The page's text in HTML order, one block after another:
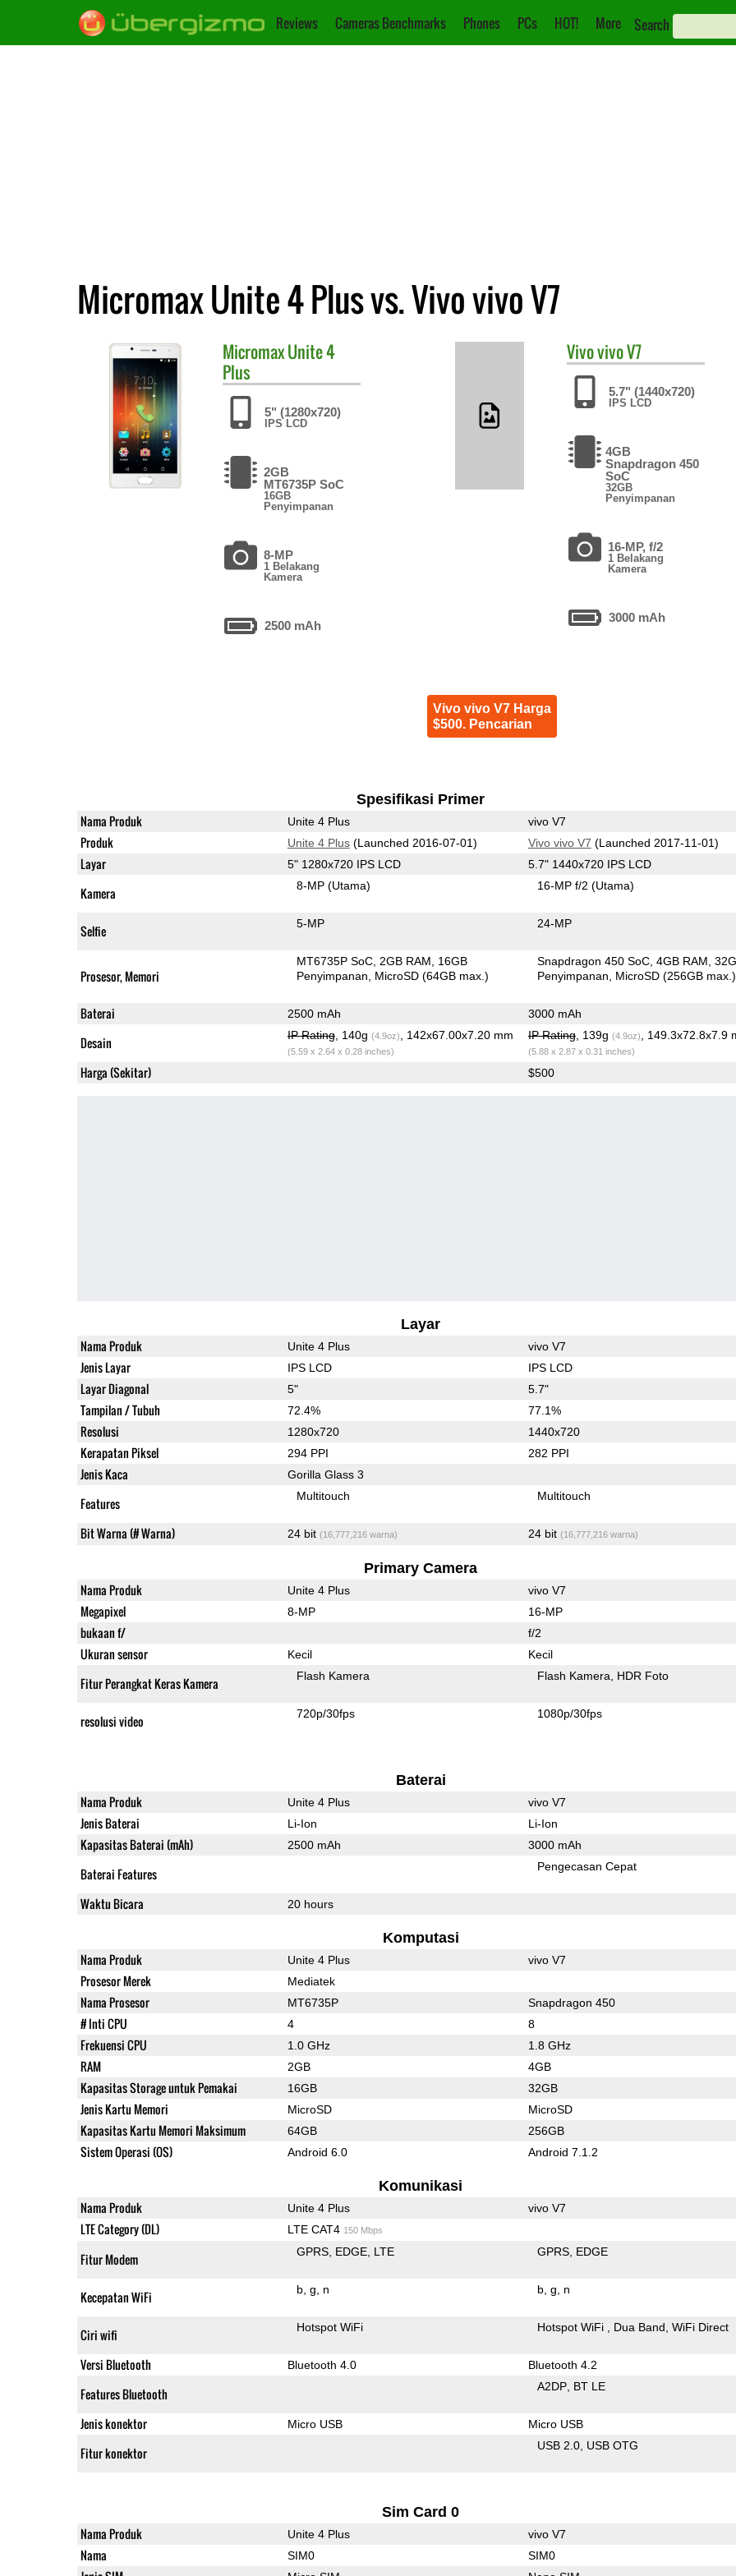
Reviews Cameras Benchmarks Phones PCs HOT! More Search
Micromax Unite 4 Plus vs. Vivo vivo V7
MicromaxUnite 4
Plus
5" (1280x720)
IPS LCD
2GB
MT6735P SoC
16GB
Penyimpanan
8-MP
1 Belakang
Kamera
2500 mAh
Vivovivo V7
5.7" (1440x720)
IPS LCD
4GB
Snapdragon 450
SoC
32GB
Penyimpanan
16-MP, f/2
1 Belakang
Kamera
3000 mAh
Vivo vivo V7 Harga
$500. Pencarian
Spesifikasi Primer
Nama Produk Unite 4 Plus vivo V7
Produk Unite 4 Plus(Launched 2016-07-01) Vivo vivo V7 (Launched 2017-11-01)
Layar 5" 1280x720 IPS LCD 5.7" 1440x720 IPS LCD
Kamera 8-MP(Utama) 16-MP f/2(Utama)
Selfie 5-MP 24-MP
Prosesor, Memori
MT6735P SoC 2GB RAM
16GB
Penyimpanan
MicroSD (64GB max.)
Snapdragon 450 SoC 4GB RAM
Penyimpanan
MicroSD (256GB max.)
Baterai 2500 mAh 3000 mAh
Desain IP Rating, 140g (4.9oz) , 142x67.00x7.20 mm
(5.59 x 2.64 x 0.28 inches)
IP Rating, 139g (4.9oz) , 149.3x72.8x7.9
(5.88 x 2.87 x 0.31 inches)
Harga (Sekitar) $500
Layar
Nama Produk Unite 4 Plus vivo V7
Jenis Layar IPS LCD IPS LCD
Layar Diagonal 5" 5.7"
Tampilan / Tubuh 72.4% 77.1%
Resolusi 1280x720 1440x720
Kerapatan Piksel 294 PPI 282 PPI
Jenis Kaca Gorilla Glass 3
Features Multitouch Multitouch
Bit Warna (# Warna) 24 bit (16,777,216 warna) 24 bit (16,777,216 warna)
Primary Camera
Nama Produk Unite 4 Plus vivo V7
Megapixel 8-MP 16-MP
bukaan f/ f/2
Ukuran sensor Kecil Kecil
Fitur Perangkat Keras Kamera Flash Kamera Flash Kamera HDR Foto
resolusi video 720p/30fps 1080p/30fps
Baterai
Nama Produk Unite 4 Plus vivo V7
Jenis Baterai Li-Ion Li-Ion
Kapasitas Baterai (mAh) 2500 mAh 3000 mAh
Baterai Features Pengecasan Cepat
Waktu Bicara 20 hours
Komputasi
Nama Produk Unite 4 Plus vivo V7
Prosesor Merek Mediatek
Nama Prosesor MT6735P Snapdragon 450
# Inti CPU 4 8
Frekuensi CPU 1.0 GHz 1.8 GHz
RAM 2GB 4GB
Kapasitas Storage untuk Pemakai 16GB 32GB
Jenis Kartu Memori MicroSD MicroSD
Kapasitas Kartu Memori Maksimum 64GB 256GB
Sistem Operasi (OS) Android 6.0 Android 7.1.2
Komunikasi
Nama Produk Unite 4 Plus vivo V7
LTE Category (DL) LTE CAT4 150 Mbps
Fitur Modem GPRS EDGE LTE GPRS EDGE
Kecepatan WiFi b g n b g n
Ciri wifi Hotspot WiFi Hotspot WiFi Dua Band WiFi Direct
Versi Bluetooth Bluetooth 4.0 Bluetooth 4.2
Features Bluetooth A2DP BT LE
Jenis konektor Micro USB Micro USB
Fitur konektor USB 2.0 USB OTG
Sim Card 0
Nama Produk Unite 4 Plus vivo V7
Nama SIM0 SIM0